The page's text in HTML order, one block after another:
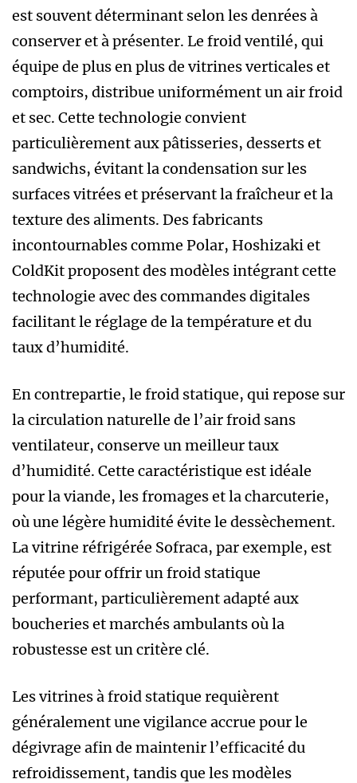
est souvent déterminant selon les denrées à
conserver et à présenter. Le froid ventilé, qui
équipe de plus en plus de vitrines verticales et
comptoirs, distribue uniformément un air froid
et sec. Cette technologie convient
particulièrement aux pâtisseries, desserts et
sandwichs, évitant la condensation sur les
surfaces vitrées et préservant la fraîcheur et la
texture des aliments. Des fabricants
incontournables comme Polar, Hoshizaki et
ColdKit proposent des modèles intégrant cette
technologie avec des commandes digitales
facilitant le réglage de la température et du
taux d’humidité.
En contrepartie, le froid statique, qui repose sur
la circulation naturelle de l’air froid sans
ventilateur, conserve un meilleur taux
d’humidité. Cette caractéristique est idéale
pour la viande, les fromages et la charcuterie,
où une légère humidité évite le dessèchement.
La vitrine réfrigérée Sofraca, par exemple, est
réputée pour offrir un froid statique
performant, particulièrement adapté aux
boucheries et marchés ambulants où la
robustesse est un critère clé.
Les vitrines à froid statique requièrent
généralement une vigilance accrue pour le
dégivrage afin de maintenir l’efficacité du
refroidissement, tandis que les modèles